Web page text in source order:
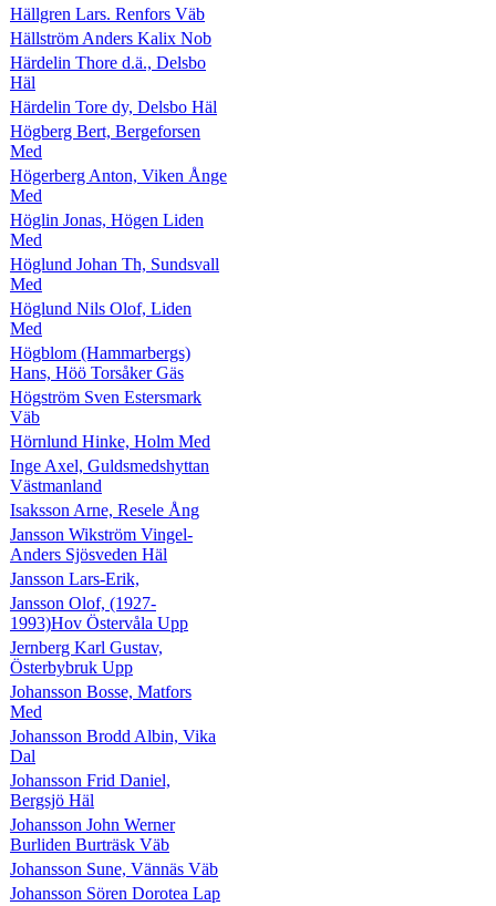
Hällgren Lars. Renfors Väb
Hällström Anders Kalix Nob
Härdelin Thore d.ä., Delsbo
Häl
Härdelin Tore dy, Delsbo Häl
Högberg Bert, Bergeforsen
Med
Högerberg Anton, Viken Ånge
Med
Höglin Jonas, Högen Liden
Med
Höglund Johan Th, Sundsvall
Med
Höglund Nils Olof, Liden
Med
Högblom (Hammarbergs)
Hans, Höö Torsåker Gäs
Högström Sven Estersmark
Väb
Hörnlund Hinke, Holm Med
Inge Axel, Guldsmedshyttan
Västmanland
Isaksson Arne, Resele Ång
Jansson Wikström Vingel-
Anders Sjösveden Häl
Jansson Lars-Erik,
Jansson Olof, (1927-
1993)Hov Östervåla Upp
Jernberg Karl Gustav,
Österbybruk Upp
Johansson Bosse, Matfors
Med
Johansson Brodd Albin, Vika
Dal
Johansson Frid Daniel,
Bergsjö Häl
Johansson John Werner
Burliden Burträsk Väb
Johansson Sune, Vännäs Väb
Johansson Sören Dorotea Lap